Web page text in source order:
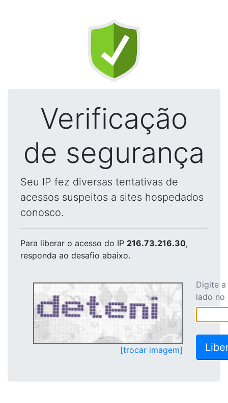
Verificação
de segurança
Seu IP fez diversas tentativas de
acessos suspeitos a sites hospedados
conosco.
Para liberar o acesso do IP 216.73.216.30,
responda ao desafio abaixo.
[trocar imagem]
Digite
lado no